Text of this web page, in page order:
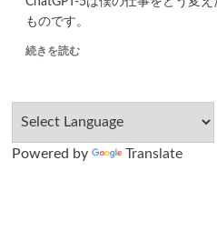
ものです。
続きを読む
Powered by Translate